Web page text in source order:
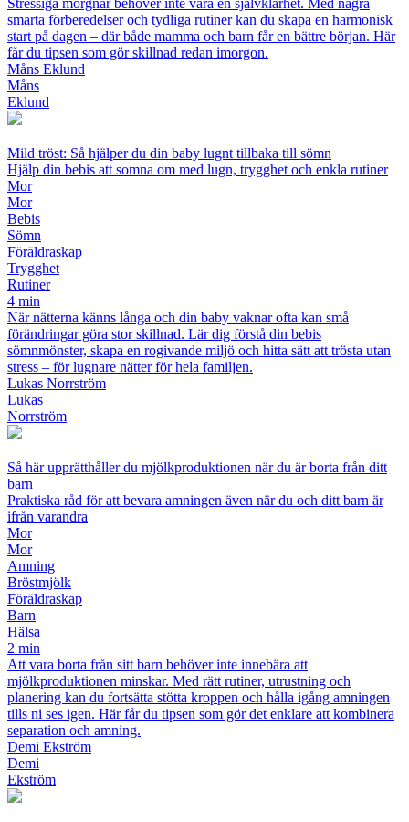
Stressiga morgnar behöver inte vara en självklarhet. Med några
smarta förberedelser och tydliga rutiner kan du skapa en harmonisk
start på dagen – där både mamma och barn får en bättre början. Här
får du tipsen som gör skillnad redan imorgon.
Måns Eklund
Måns
Eklund
Mild tröst: Så hjälper du din baby lugnt tillbaka till sömn
Hjälp din bebis att somna om med lugn, trygghet och enkla rutiner
Mor
Mor
Bebis
Sömn
Föräldraskap
Trygghet
Rutiner
4 min
När nätterna känns långa och din baby vaknar ofta kan små
förändringar göra stor skillnad. Lär dig förstå din bebis
sömnmönster, skapa en rogivande miljö och hitta sätt att trösta utan
stress – för lugnare nätter för hela familjen.
Lukas Norrström
Lukas
Norrström
Så här upprätthåller du mjölkproduktionen när du är borta från ditt
barn
Praktiska råd för att bevara amningen även när du och ditt barn är
ifrån varandra
Mor
Mor
Amning
Bröstmjölk
Föräldraskap
Barn
Hälsa
2 min
Att vara borta från sitt barn behöver inte innebära att
mjölkproduktionen minskar. Med rätt rutiner, utrustning och
planering kan du fortsätta stötta kroppen och hålla igång amningen
tills ni ses igen. Här får du tipsen som gör det enklare att kombinera
separation och amning.
Demi Ekström
Demi
Ekström